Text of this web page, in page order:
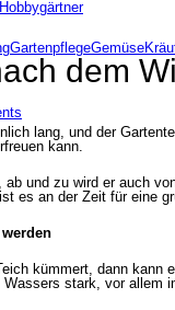
GartenpflegeGemüse
dem
lang, und der
kann.
ab und zu wird er auch
es an der Zeit für eine
kümmert, dann
stark, vor allem